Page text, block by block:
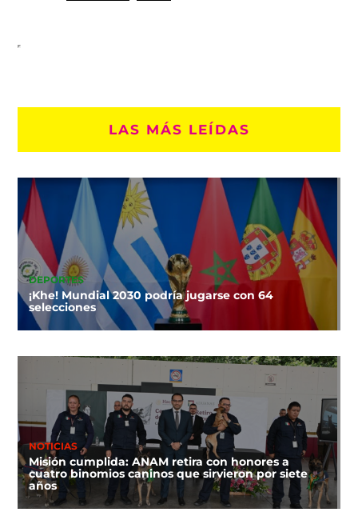
LAS MÁS LEÍDAS
DEPORTES
¡Khe! Mundial 2030 podría jugarse con 64
selecciones
NOTICIAS
Misión cumplida: ANAM retira con honores a
cuatro binomios caninos que sirvieron por siete
años